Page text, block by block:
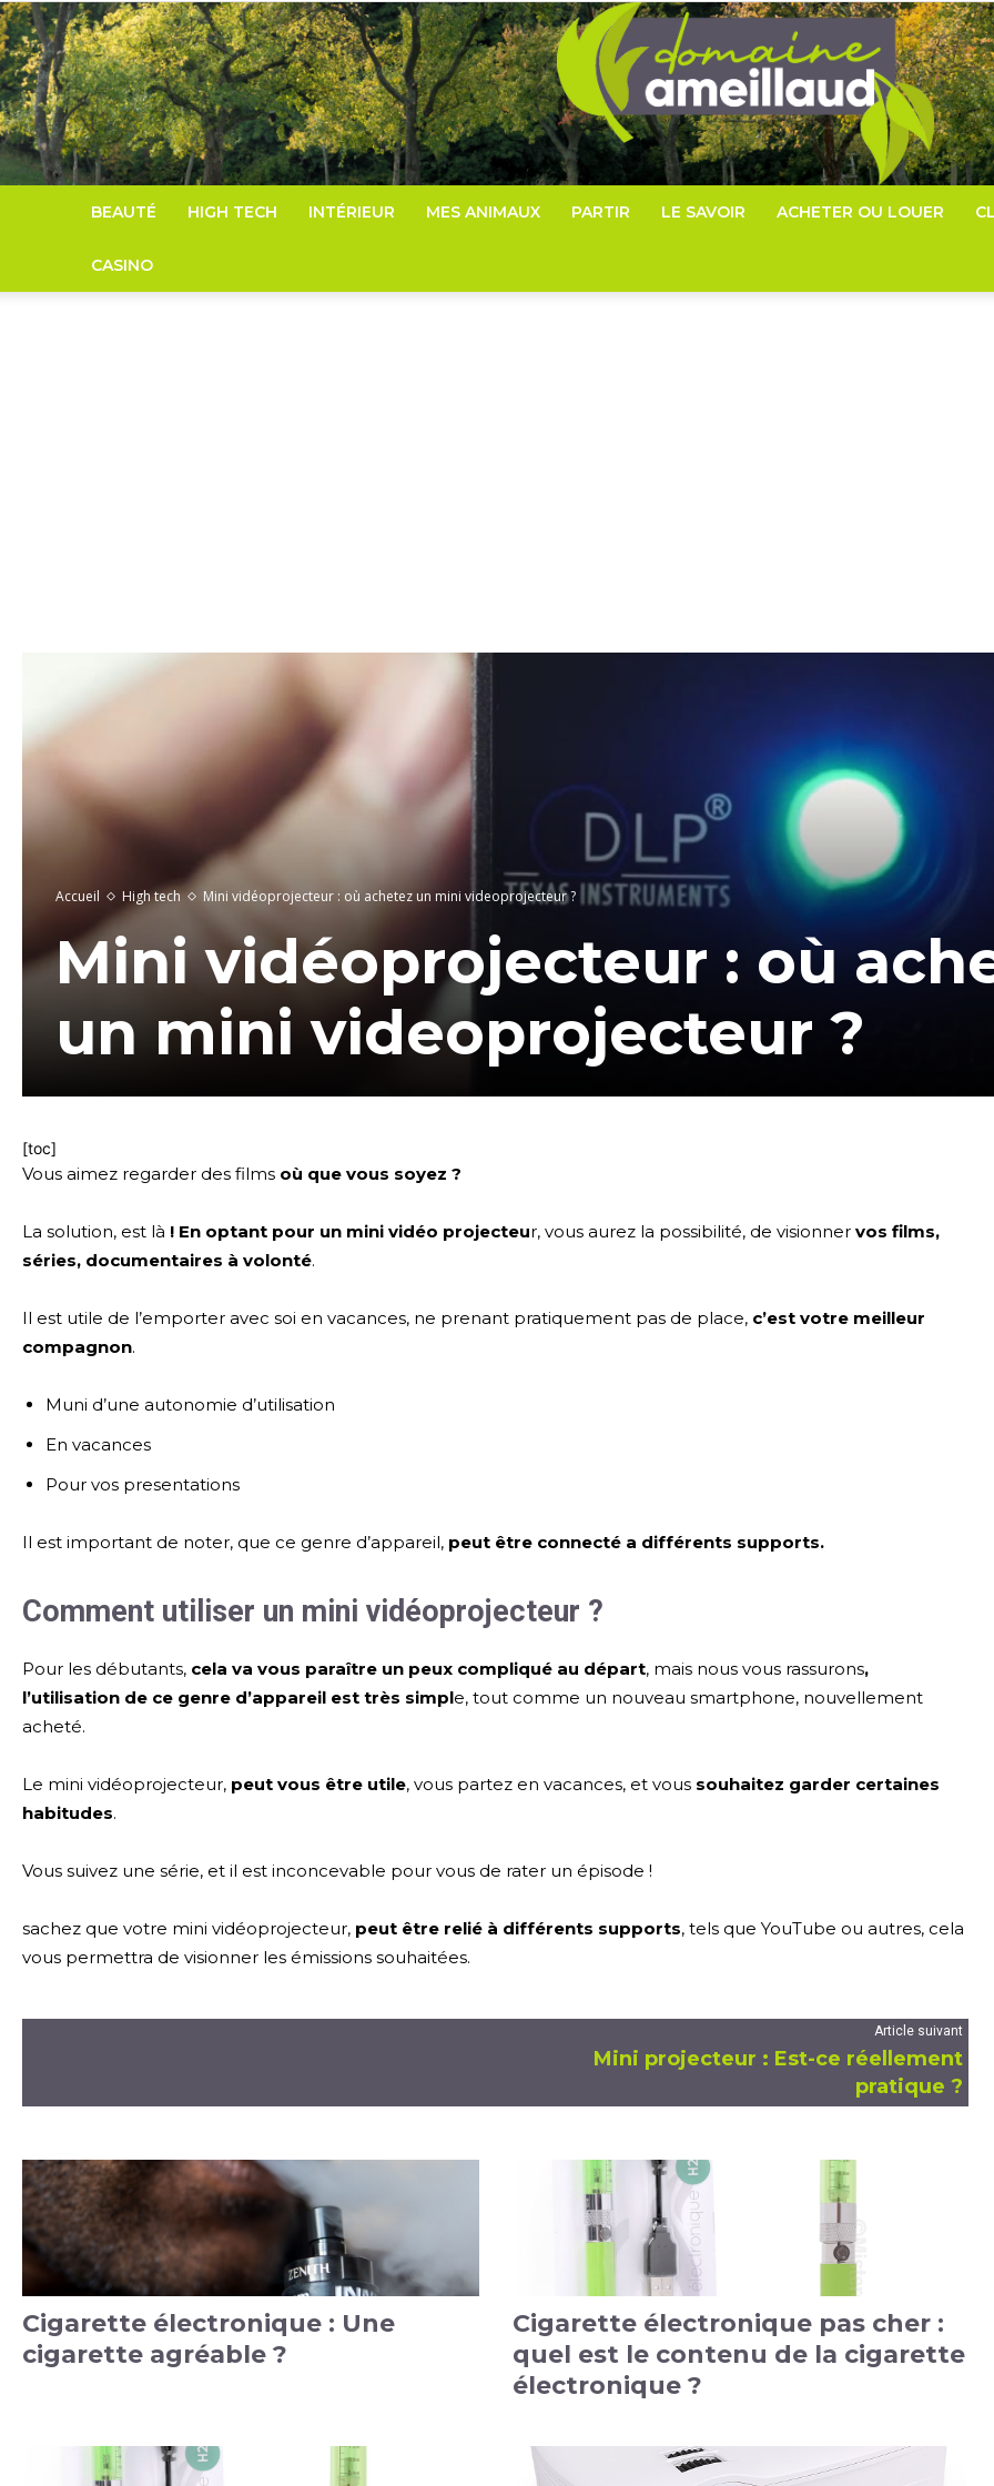
BEAUTÉ HIGH TECH INTÉRIEUR MES ANIMAUX PARTIR LE SAVOIR ACHETER OU LOUER
CASINO
Accueil High tech Mini vidéoprojecteur : où achetez un mini videoprojecteur ?
Mini vidéoprojecteur : où
un mini videoprojecteur ?
[toc]
Vous aimez regarder des films où que vous soyez ?
La solution, est là ! En optant pour un mini vidéo projecteur, vous aurez la possibilité, de visionner vos films,
séries, documentaires à volonté.
Il est utile de l’emporter avec soi en vacances, ne prenant pratiquement pas de place, c’est votre meilleur
compagnon.
Muni d’une autonomie d’utilisation
En vacances
Pour vos presentations
Il est important de noter, que ce genre d’appareil, peut être connecté a différents supports.
Comment utiliser un mini vidéoprojecteur ?
Pour les débutants, cela va vous paraître un peux compliqué au départ, mais nous vous rassurons,
l’utilisation de ce genre d’appareil est très simple, tout comme un nouveau smartphone, nouvellement
acheté.
Le mini vidéoprojecteur, peut vous être utile, vous partez en vacances, et vous souhaitez garder certaines
habitudes.
Vous suivez une série, et il est inconcevable pour vous de rater un épisode !
sachez que votre mini vidéoprojecteur, peut être relié à différents supports, tels que YouTube ou autres, cela
vous permettra de visionner les émissions souhaitées.
Article suivant
Mini projecteur : Est-ce réellement
pratique ?
Cigarette électronique : Une
cigarette agréable ?
Cigarette électronique pas cher :
quel est le contenu de la cigarette
électronique ?